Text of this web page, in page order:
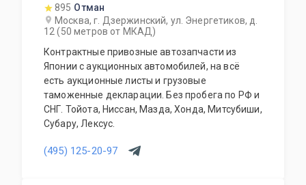
895 Отман
Москва, г. Дзержинский, ул. Энергетиков, д.
12 (50 метров от МКАД)
Контрактные привозные автозапчасти из
Японии с аукционных автомобилей, на всё
есть аукционные листы и грузовые
таможенные декларации. Без пробега по РФ и
СНГ. Тойота, Ниссан, Мазда, Хонда, Митсубиши,
Субару, Лексус.
(495) 125-20-97